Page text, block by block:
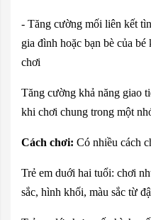
- Tăng cường mối liên kết
gia đình hoặc bạn bè của
chơi
Tăng cường khả năng giao
khi chơi chung trong một
Cách chơi: Có nhiều cách
Trẻ em duới hai tuổi: chơi
sắc, hình khối, màu sắc từ